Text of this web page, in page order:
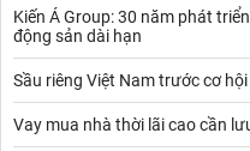
Kiến Á Group: 30 năm phát
động sản dài hạn
Sầu riêng Việt Nam trước cơ
Vay mua nhà thời lãi cao cần